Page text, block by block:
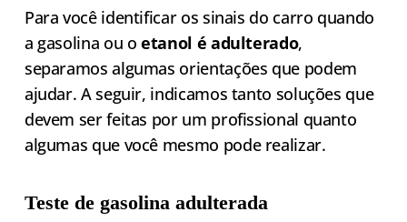
Para você identificar os sinais do carro quando
a gasolina ou oetanol é adulterado,
separamos algumas orientações que podem
ajudar. A seguir, indicamos tanto soluções que
devem ser feitas por um profissional quanto
algumas que você mesmo pode realizar.
Teste de gasolina adulterada